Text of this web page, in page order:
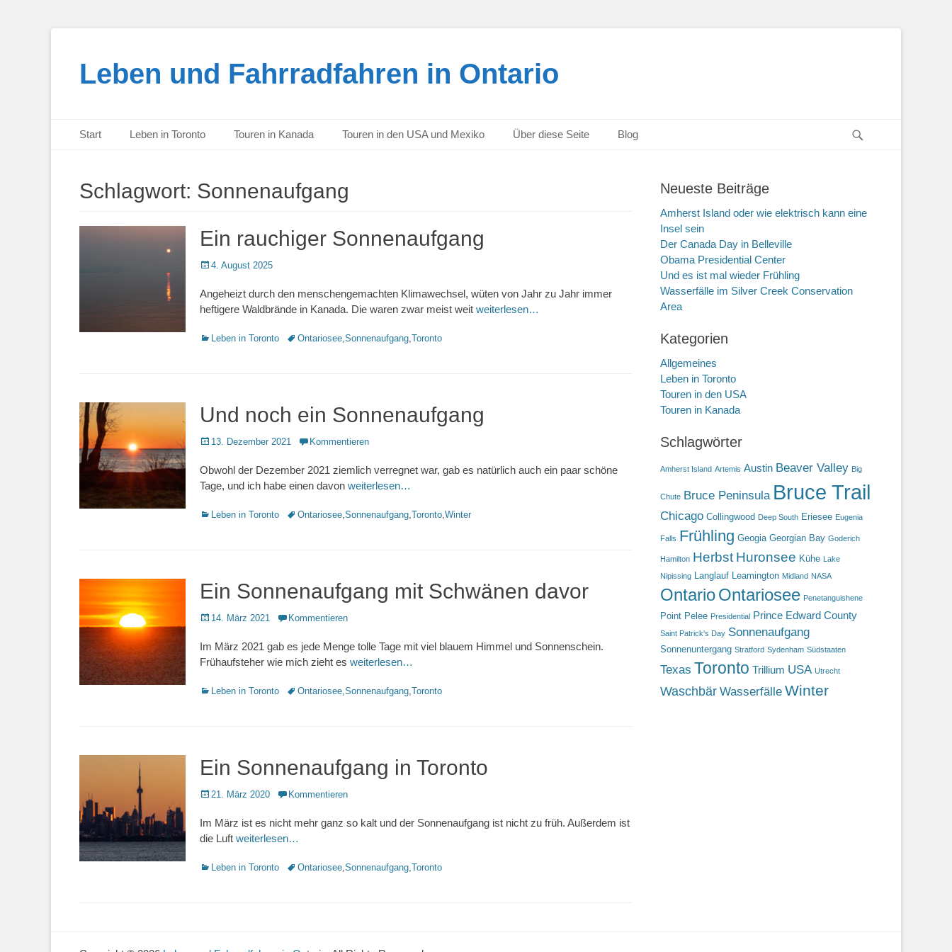
Leben und Fahrradfahren in Ontario
Primärmenu
zum
Start Leben in Toronto Touren in Kanada Touren in den USA und Mexiko Über diese Seite Blog
Schlagwort: Sonnenaufgang
Ein rauchiger Sonnenaufgang
Veröffentlicht
4. August 2025
Angeheizt durch den menschengemachten Klimawechsel, wüten von Jahr zu Jahr immer
heftigere Waldbrände in Kanada. Die waren zwar meist weit weiterlesen…
Kategorien
Leben in Toronto Schlagworte
Ontariosee,Sonnenaufgang,Toronto
Und noch ein Sonnenaufgang
Veröffentlicht
13. Dezember 2021 Kommentieren
Obwohl der Dezember 2021 ziemlich verregnet war, gab es natürlich auch ein paar schöne
Tage, und ich habe einen davon weiterlesen…
Kategorien
Leben in Toronto Schlagworte
Ontariosee,Sonnenaufgang,Toronto,Winter
Ein Sonnenaufgang mit Schwänen davor
Veröffentlicht
14. März 2021 Kommentieren
Im März 2021 gab es jede Menge tolle Tage mit viel blauem Himmel und Sonnenschein.
Frühaufsteher wie mich zieht es weiterlesen…
Kategorien
Leben in Toronto Schlagworte
Ontariosee,Sonnenaufgang,Toronto
Ein Sonnenaufgang in Toronto
Veröffentlicht
21. März 2020 Kommentieren
Im März ist es nicht mehr ganz so kalt und der Sonnenaufgang ist nicht zu früh. Außerdem ist
die Luft weiterlesen…
Kategorien
Leben in Toronto Schlagworte
Ontariosee,Sonnenaufgang,Toronto
Neueste Beiträge
Amherst Island oder wie elektrisch kann eine
Insel sein
Der Canada Day in Belleville
Obama Presidential Center
Und es ist mal wieder Frühling
Wasserfälle im Silver Creek Conservation
Area
Kategorien
Allgemeines
Leben in Toronto
Touren in den USA
Touren in Kanada
Schlagwörter
Amherst Island Artemis Austin Beaver Valley Big
Chute Bruce Peninsula Bruce Trail
Chicago Collingwood Deep South Eriesee Eugenia
Falls Frühling Geogia Georgian Bay Goderich
Hamilton Herbst Huronsee Kühe Lake
Nipissing Langlauf Leamington Midland NASA
OntarioOntariosee Penetanguishene
Point Pelee Presidential Prince Edward County
Saint Patrick's Day Sonnenaufgang
Sonnenuntergang Stratford Sydenham Südstaaten
Texas Toronto Trillium USA Utrecht
Waschbär Wasserfälle Winter